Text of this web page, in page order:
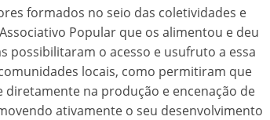
formados no seio das coletividades e
Popular que os alimentou e deu
possibilitaram o acesso e usufruto a essa
locais, como permitiram que
na produção e encenação de
ativamente o seu desenvolvimento